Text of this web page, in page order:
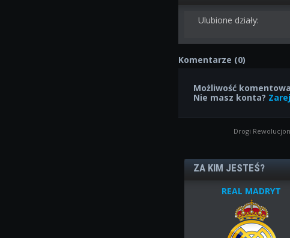
Ulubione działy:
Komentarze (0)
Możliwość
Nie masz konta?
Drogi
ZA KIM JESTEŚ?
REAL MADRYT